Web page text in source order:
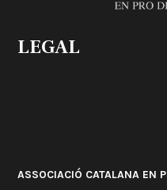
LEGAL
ASSOCIACIÓ CATALANA EN